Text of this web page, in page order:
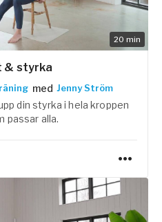
20 min
& styrka
med Jenny Ström
din styrka i hela kroppen
passar alla.